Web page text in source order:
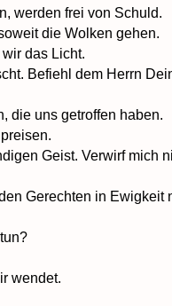
werden frei von Schuld.
die Wolken gehen.
das Licht.
Befiehl dem Herrn
die uns getroffen haben.
Geist. Verwirf mich
Gerechten in Ewigkeit
wendet.